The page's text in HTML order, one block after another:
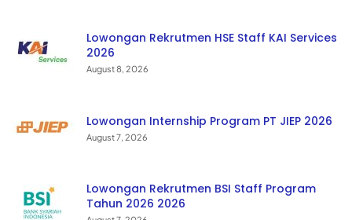
Lowongan Rekrutmen HSE Staff KAI Services
2026
August 8, 2026
Lowongan Internship Program PT JIEP 2026
August 7, 2026
Lowongan Rekrutmen BSI Staff Program
Tahun 2026 2026